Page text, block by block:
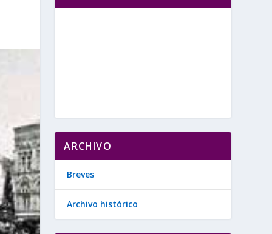
ARCHIVO
Breves
Archivo histórico